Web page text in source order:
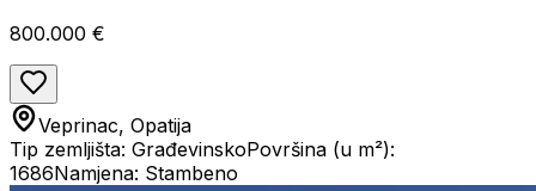
800.000 €
Veprinac, Opatija
Tip zemljišta: GrađevinskoPovršina (u m²):
1686Namjena: Stambeno